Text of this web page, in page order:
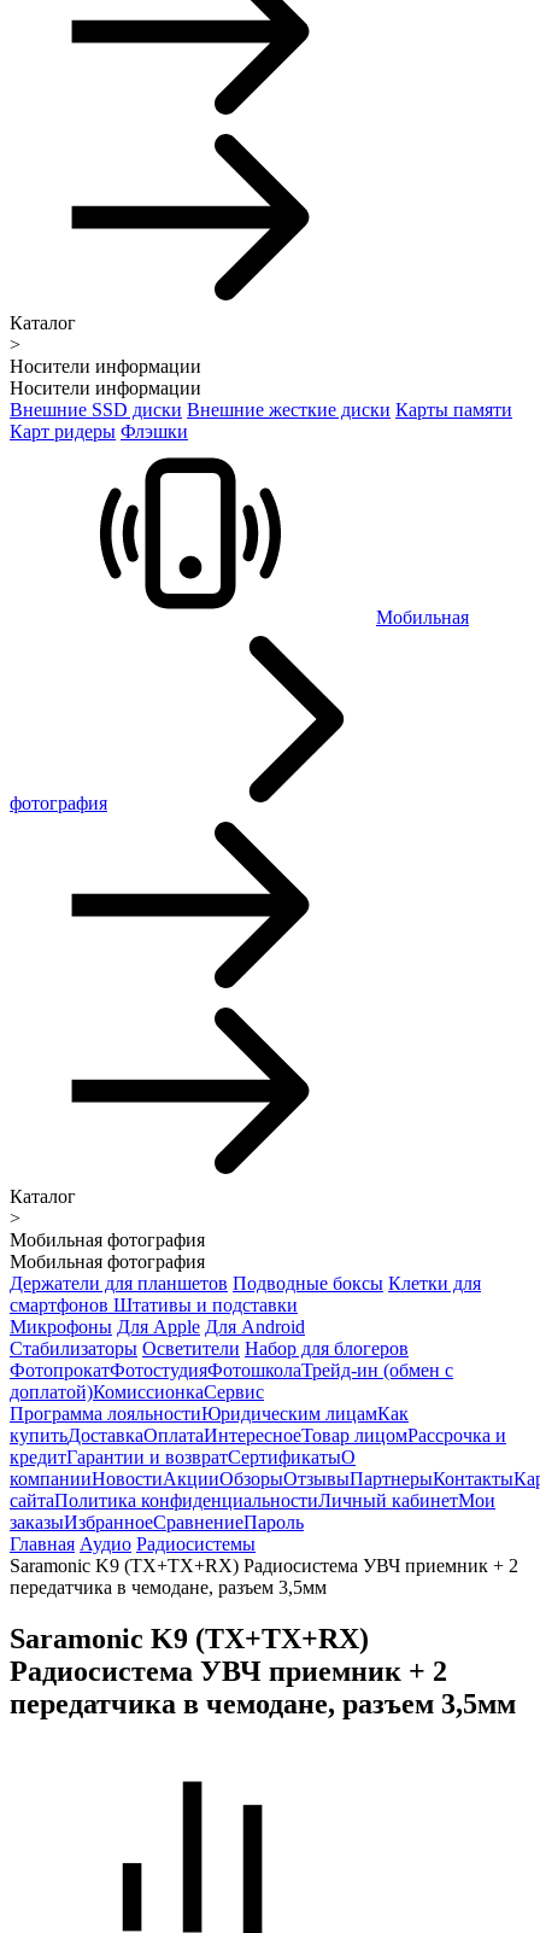
Каталог
>
Носители информации
Носители информации
Внешние SSD диски Внешние жесткие диски Карты памяти
Карт ридеры Флэшки
Мобильная
фотография
Каталог
>
Мобильная фотография
Мобильная фотография
Держатели для планшетов Подводные боксы Клетки для
смартфонов Штативы и подставки
Микрофоны Для Apple Для Android
Стабилизаторы Осветители Набор для блогеров
ФотопрокатФотостудияФотошколаТрейд-ин (обмен с
доплатой)КомиссионкаСервис
Программа лояльностиЮридическим лицамКак
купитьДоставкаОплатаИнтересноеТовар лицомРассрочка и
кредитГарантии и возвратСертификатыО
компанииНовостиАкцииОбзорыОтзывыПартнерыКонтакты
сайтаПолитика конфиденциальностиЛичный кабинетМои
заказыИзбранноеСравнениеПароль
Главная Аудио Радиосистемы
Saramonic K9 (TX+TX+RX) Радиосистема УВЧ приемник + 2
передатчика в чемодане, разъем 3,5мм
Saramonic K9 (TX+TX+RX)
Радиосистема УВЧ приемник + 2
передатчика в чемодане, разъем 3,5мм